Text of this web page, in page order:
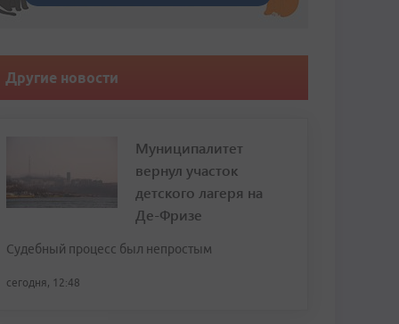
Другие новости
Муниципалитет
вернул участок
детского лагеря на
Де-Фризе
Судебный процесс был непростым
сегодня, 12:48